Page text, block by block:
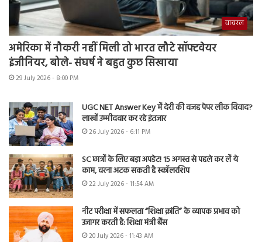
वायरल
अमेरिका में नौकरी नहीं मिली तो भारत लौटे सॉफ्टवेयर
इंजीनियर, बोले- संघर्ष ने बहुत कुछ सिखाया
29 July 2026 - 8:00 PM
UGC NET Answer Key में देरी की वजह पेपर लीक विवाद?
लाखों उम्मीदवार कर रहे इंतजार
26 July 2026 - 6:11 PM
SC छात्रों के लिए बड़ा अपडेट! 15 अगस्त से पहले कर लें ये
काम, वरना अटक सकती है स्कॉलरशिप
22 July 2026 - 11:54 AM
नीट परीक्षा में सफलता “शिक्षा क्रांति” के व्यापक प्रभाव को
उजागर करती है: शिक्षा मंत्री बैंस
20 July 2026 - 11:43 AM